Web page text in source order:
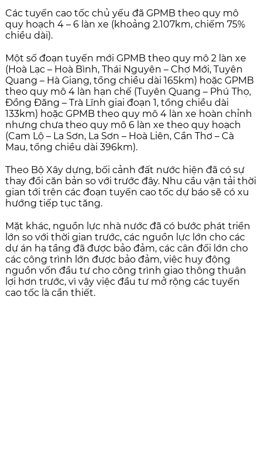
Các tuyến cao tốc chủ yếu đã GPMB theo quy mô
quy hoạch 4 – 6 làn xe (khoảng 2.107km, chiếm 75%
chiều dài).
Một số đoạn tuyến mới GPMB theo quy mô 2 làn xe
(Hoà Lạc – Hoà Bình, Thái Nguyên – Chợ Mới, Tuyên
Quang – Hà Giang, tổng chiều dài 165km) hoặc GPMB
theo quy mô 4 làn hạn chế (Tuyên Quang – Phú Thọ,
Đồng Đăng – Trà Lĩnh giai đoạn 1, tổng chiều dài
133km) hoặc GPMB theo quy mô 4 làn xe hoàn chỉnh
nhưng chưa theo quy mô 6 làn xe theo quy hoạch
(Cam Lộ – La Sơn, La Sơn – Hoà Liên, Cần Thơ – Cà
Mau, tổng chiều dài 396km).
Theo Bộ Xây dựng, bối cảnh đất nước hiện đã có sự
thay đổi căn bản so với trước đây. Nhu cầu vận tải thời
gian tới trên các đoạn tuyến cao tốc dự báo sẽ có xu
hướng tiếp tục tăng.
Mặt khác, nguồn lực nhà nước đã có bước phát triển
lớn so với thời gian trước, các nguồn lực lớn cho các
dự án hạ tầng đã được bảo đảm, các cân đối lớn cho
các công trình lớn được bảo đảm, việc huy động
nguồn vốn đầu tư cho công trình giao thông thuận
lợi hơn trước, vì vậy việc đầu tư mở rộng các tuyến
cao tốc là cần thiết.